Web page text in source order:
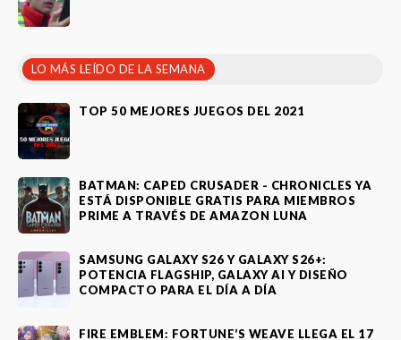
LO MÁS LEÍDO DE LA SEMANA
TOP 50 MEJORES JUEGOS DEL 2021
BATMAN: CAPED CRUSADER - CHRONICLES YA
ESTÁ DISPONIBLE GRATIS PARA MIEMBROS
PRIME A TRAVÉS DE AMAZON LUNA
SAMSUNG GALAXY S26 Y GALAXY S26+:
POTENCIA FLAGSHIP, GALAXY AI Y DISEÑO
COMPACTO PARA EL DÍA A DÍA
FIRE EMBLEM: FORTUNE’S WEAVE LLEGA EL 17